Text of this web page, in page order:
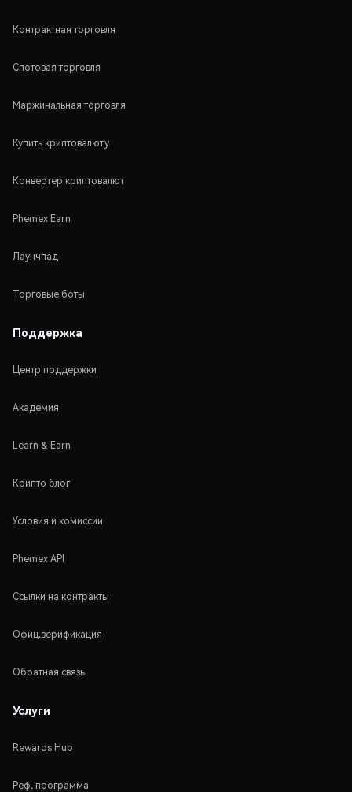
Контрактная торговля
Спотовая торговля
Маржинальная торговля
Купить криптовалюту
Конвертер криптовалют
Phemex Earn
Лаунчпад
Торговые боты
Поддержка
Центр поддержки
Академия
Learn & Earn
Крипто блог
Условия и комиссии
Phemex API
Ссылки на контракты
Офиц.верификация
Обратная связь
Услуги
Rewards Hub
Реф. программа